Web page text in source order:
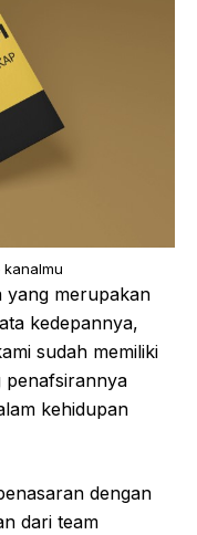
yang merupakan
kedepannya,
sudah memiliki
penafsirannya
kehidupan
dengan
dari team